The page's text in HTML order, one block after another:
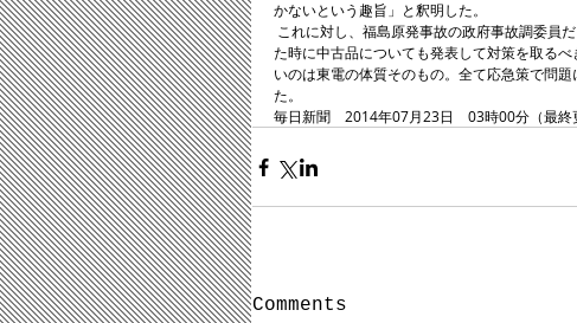
かないという趣旨」と釈明した。
た時に中古品についても発表して対策を取る
いのは東電の体質そのもの。全て応急策で問
た。
毎日新聞　2014年07月23日　03時00分（最終
Comments